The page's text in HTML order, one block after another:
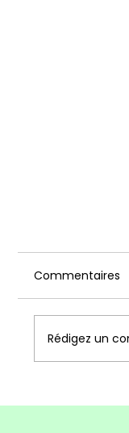
Le Goût
Commentaires
Rédigez un